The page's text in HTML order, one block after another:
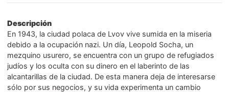
Descripción
En 1943, la ciudad polaca de Lvov vive sumida en la miseria
debido a la ocupación nazi. Un día, Leopold Socha, un
mezquino usurero, se encuentra con un grupo de refugiados
judíos y los oculta con su dinero en el laberinto de las
alcantarillas de la ciudad. De esta manera deja de interesarse
sólo por sus negocios, y su vida experimenta un cambio